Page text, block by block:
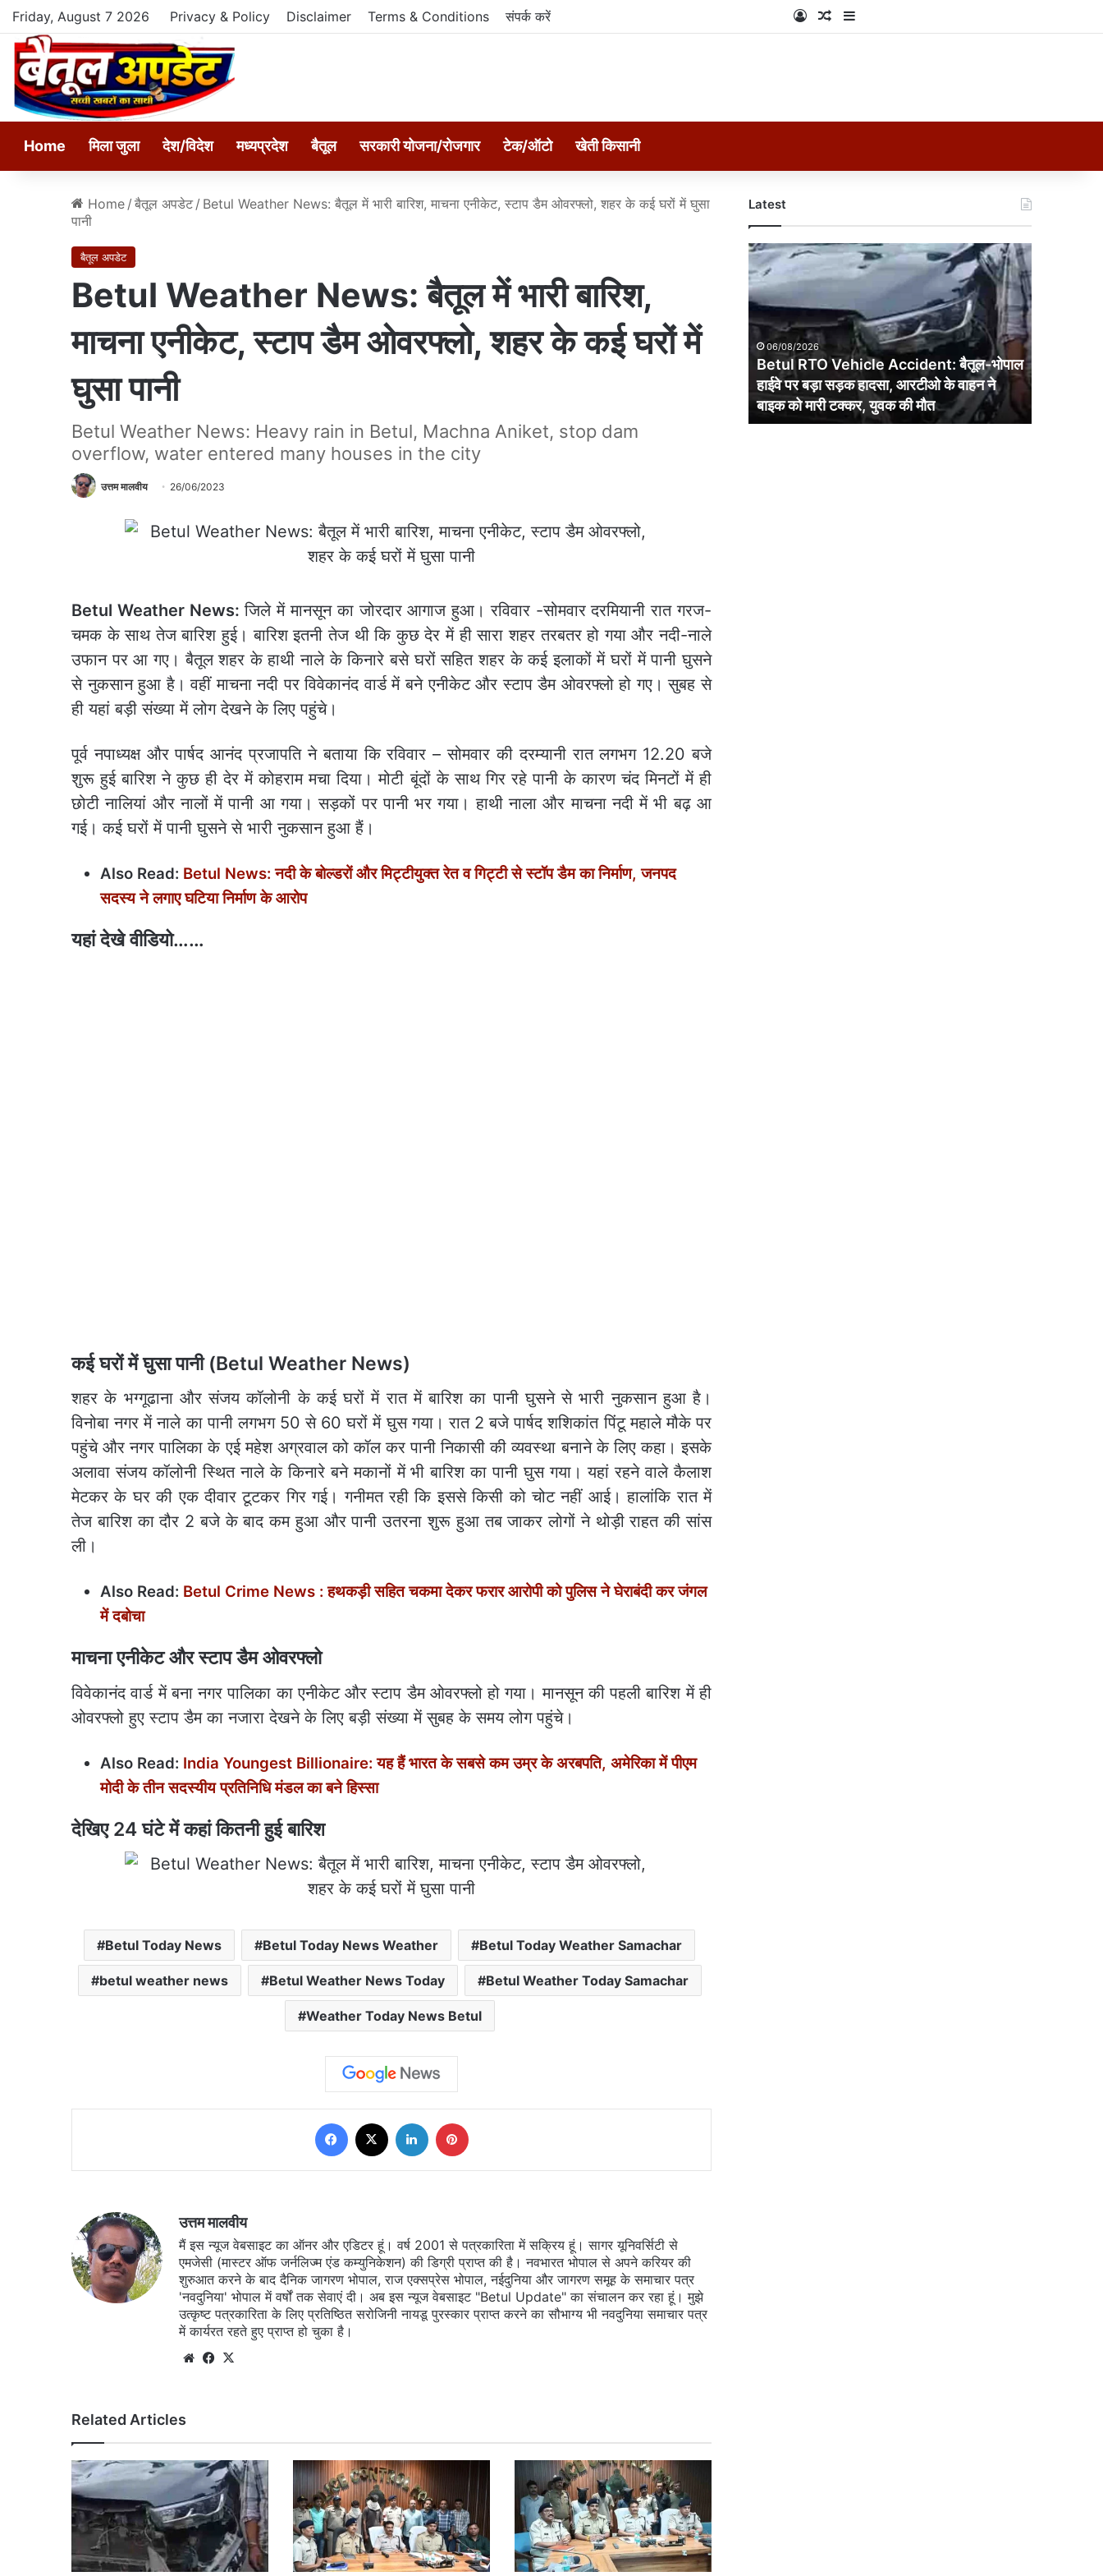
Friday, August 7 2026 Privacy & Policy Disclaimer Terms & Conditions संपर्क करें Log InRandom Article
Sidebar
Home मिला जुला देश/विदेश मध्यप्रदेश बैतूल सरकारी योजना/रोजगार टेक/ऑटो खेती किसानी
Home / बैतूल अपडेट / Betul Weather News: बैतूल में भारी बारिश, माचना एनीकेट, स्टाप डैम ओवरफ्लो, शहर के कई घरों में घुसा
पानी
बैतूल अपडेट
Betul Weather News: बैतूल में भारी बारिश,
माचना एनीकेट, स्टाप डैम ओवरफ्लो, शहर के कई घरों में
घुसा पानी
Betul Weather News: Heavy rain in Betul, Machna Aniket, stop dam
overflow, water entered many houses in the city
उत्तम मालवीय 26/06/2023
Betul Weather News: जिले में मानसून का जोरदार आगाज हुआ। रविवार -सोमवार दरमियानी रात गरज-
चमक के साथ तेज बारिश हुई। बारिश इतनी तेज थी कि कुछ देर में ही सारा शहर तरबतर हो गया और नदी-नाले
उफान पर आ गए। बैतूल शहर के हाथी नाले के किनारे बसे घरों सहित शहर के कई इलाकों में घरों में पानी घुसने
से नुकसान हुआ है। वहीं माचना नदी पर विवेकानंद वार्ड में बने एनीकेट और स्टाप डैम ओवरफ्लो हो गए। सुबह से
ही यहां बड़ी संख्या में लोग देखने के लिए पहुंचे।
पूर्व नपाध्यक्ष और पार्षद आनंद प्रजापति ने बताया कि रविवार – सोमवार की दरम्यानी रात लगभग 12.20 बजे
शुरू हुई बारिश ने कुछ ही देर में कोहराम मचा दिया। मोटी बूंदों के साथ गिर रहे पानी के कारण चंद मिनटों में ही
छोटी नालियां और नालों में पानी आ गया। सड़कों पर पानी भर गया। हाथी नाला और माचना नदी में भी बढ़ आ
गई। कई घरों में पानी घुसने से भारी नुकसान हुआ हैं।
Also Read: Betul News: नदी के बोल्डरों और मिट्टीयुक्त रेत व गिट्टी से स्टॉप डैम का निर्माण, जनपद
सदस्य ने लगाए घटिया निर्माण के आरोप
यहां देखे वीडियो……
कई घरों में घुसा पानी (Betul Weather News)
शहर के भग्गूढाना और संजय कॉलोनी के कई घरों में रात में बारिश का पानी घुसने से भारी नुकसान हुआ है।
विनोबा नगर में नाले का पानी लगभग 50 से 60 घरों में घुस गया। रात 2 बजे पार्षद शशिकांत पिंटू महाले मौके पर
पहुंचे और नगर पालिका के एई महेश अग्रवाल को कॉल कर पानी निकासी की व्यवस्था बनाने के लिए कहा। इसके
अलावा संजय कॉलोनी स्थित नाले के किनारे बने मकानों में भी बारिश का पानी घुस गया। यहां रहने वाले कैलाश
मेटकर के घर की एक दीवार टूटकर गिर गई। गनीमत रही कि इससे किसी को चोट नहीं आई। हालांकि रात में
तेज बारिश का दौर 2 बजे के बाद कम हुआ और पानी उतरना शुरू हुआ तब जाकर लोगों ने थोड़ी राहत की सांस
ली।
Also Read: Betul Crime News : हथकड़ी सहित चकमा देकर फरार आरोपी को पुलिस ने घेराबंदी कर जंगल
में दबोचा
माचना एनीकेट और स्टाप डैम ओवरफ्लो
विवेकानंद वार्ड में बना नगर पालिका का एनीकेट और स्टाप डैम ओवरफ्लो हो गया। मानसून की पहली बारिश में ही
ओवरफ्लो हुए स्टाप डैम का नजारा देखने के लिए बड़ी संख्या में सुबह के समय लोग पहुंचे।
Also Read: India Youngest Billionaire: यह हैं भारत के सबसे कम उम्र के अरबपति, अमेरिका में पीएम
मोदी के तीन सदस्यीय प्रतिनिधि मंडल का बने हिस्सा
देखिए 24 घंटे में कहां कितनी हुई बारिश
Betul Today News Betul Today News Weather Betul Today Weather Samachar
betul weather news Betul Weather News Today Betul Weather Today Samachar
Weather Today News Betul
Facebook LinkedIn
उत्तम मालवीय
मैं इस न्यूज वेबसाइट का ऑनर और एडिटर हूं। वर्ष 2001 से पत्रकारिता में सक्रिय हूं। सागर यूनिवर्सिटी से
एमजेसी (मास्टर ऑफ जर्नलिज्म एंड कम्युनिकेशन) की डिग्री प्राप्त की है। नवभारत भोपाल से अपने करियर की
शुरुआत करने के बाद दैनिक जागरण भोपाल, राज एक्सप्रेस भोपाल, नईदुनिया और जागरण समूह के समाचार पत्र
'नवदुनिया' भोपाल में वर्षों तक सेवाएं दी। अब इस न्यूज वेबसाइट "Betul Update" का संचालन कर रहा हूं। मुझे
उत्कृष्ट पत्रकारिता के लिए प्रतिष्ठित सरोजिनी नायडू पुरस्कार प्राप्त करने का सौभाग्य भी नवदुनिया समाचार पत्र
में कार्यरत रहते हुए प्राप्त हो चुका है।
WebsiteFacebook
Related Articles
Latest
Betul
RTO
Vehicle
Accident:
बैतूल-
भोपाल
हाईवे
पर
बड़ा
सड़क
हादसा,
06/08/2026
Betul RTO Vehicle Accident: बैतूल-भोपाल
हाईवे पर बड़ा सड़क हादसा, आरटीओ के वाहन ने
बाइक को मारी टक्कर, युवक की मौत